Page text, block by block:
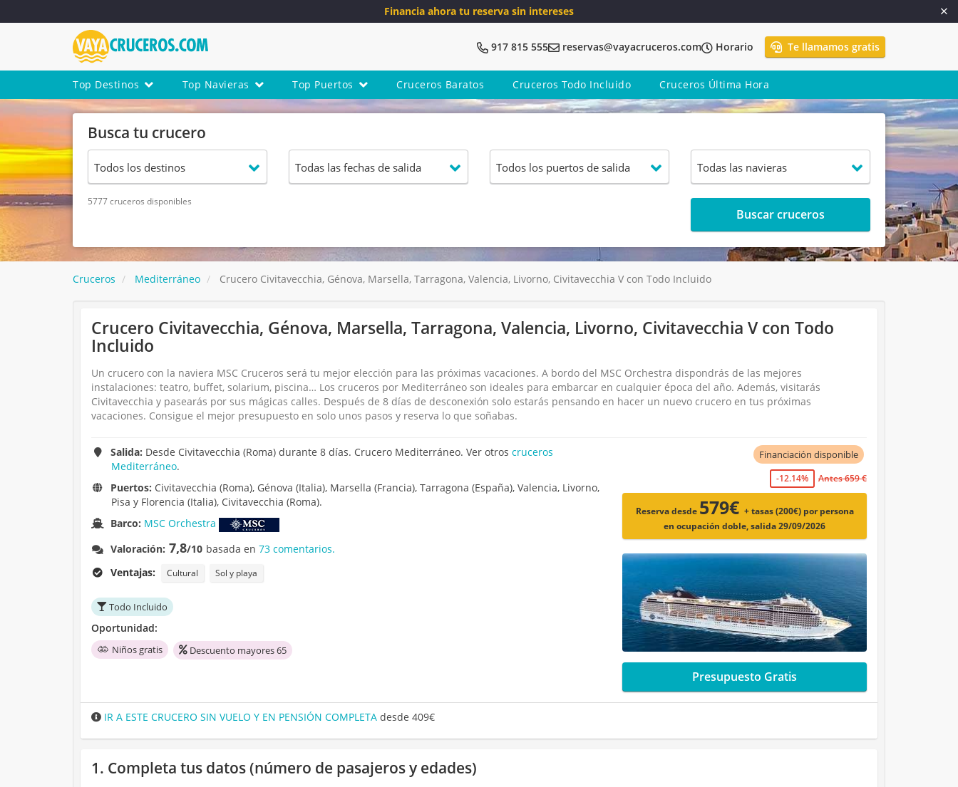
Financia ahora tu reserva sin intereses
917 815 555 reservas@vayacruceros.com Horario Te llamamos gratis
Top Destinos Top Navieras Top Puertos Cruceros Baratos Cruceros Todo Incluido Cruceros Última Hora
Busca tu crucero
5777 cruceros disponibles
Buscar cruceros
Cruceros Mediterráneo Crucero Civitavecchia, Génova, Marsella, Tarragona, Valencia, Livorno, Civitavecchia V con Todo Incluido
Crucero Civitavecchia, Génova, Marsella, Tarragona, Valencia, Livorno, Civitavecchia V con Todo
Incluido
Un crucero con la naviera MSC Cruceros será tu mejor elección para las próximas vacaciones. A bordo del MSC Orchestra dispondrás de las mejores
instalaciones: teatro, buffet, solarium, piscina… Los cruceros por Mediterráneo son ideales para embarcar en cualquier época del año. Además, visitarás
Civitavecchia y pasearás por sus mágicas calles. Después de 8 días de desconexión solo estarás pensando en hacer un nuevo crucero en tus próximas
vacaciones. Consigue el mejor presupuesto en solo unos pasos y reserva lo que soñabas.
Salida: Desde Civitavecchia (Roma) durante 8 días. Crucero Mediterráneo. Ver otroscruceros
Mediterráneo.
Puertos: Civitavecchia (Roma), Génova (Italia), Marsella (Francia), Tarragona (España), Valencia, Livorno,
Pisa y Florencia (Italia), Civitavecchia (Roma).
Barco: MSC Orchestra
Valoración: 7,8/10 basada en73 comentarios.
Ventajas:
Cultural Sol y playa
Todo Incluido
Oportunidad:
Niños gratis Descuento mayores 65
Financiación disponible
-12.14% Antes 659 €
Reserva desde 579€ + tasas (200€) por persona
en ocupación doble, salida 29/09/2026
Presupuesto Gratis
IR A ESTE CRUCERO SIN VUELO Y EN PENSIÓN COMPLETA desde 409€
1. Completa tus datos (número de pasajeros y edades)